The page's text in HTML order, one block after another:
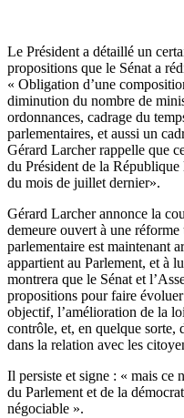
Le Président a détaillé un
propositions que le Sénat a
« Obligation d’une
diminution du nombre de
ordonnances, cadrage du
parlementaires, et aussi un
Gérard Larcher rappelle que
du Président de la
du mois de juillet dernier».
Gérard Larcher annonce la
demeure ouvert à une
parlementaire est maintenant
appartient au Parlement, et à
montrera que le Sénat et
propositions pour faire
objectif, l’amélioration de la
contrôle, et, en quelque sorte,
dans la relation avec les
Il persiste et signe : « mais ce
du Parlement et de la
négociable ».